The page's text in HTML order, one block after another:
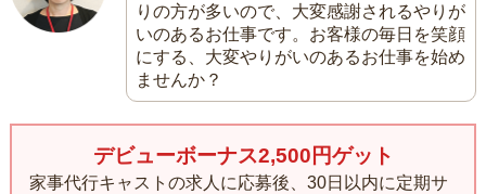
りの方が多いので、大変感謝されるやりが
いのあるお仕事です。お客様の毎日を笑顔
にする、大変やりがいのあるお仕事を始め
ませんか？
デビューボーナス2,500円ゲット
家事代行キャストの求人に応募後、30日以内に定期サ